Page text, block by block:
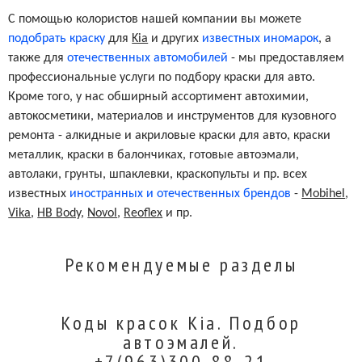
С помощью колористов нашей компании вы можете
подобрать краску для Kia и других известных иномарок, а
также дляотечественных автомобилей - мы предоставляем
профессиональные услуги по подбору краски для авто.
Кроме того, у нас обширный ассортимент автохимии,
автокосметики, материалов и инструментов для кузовного
ремонта - алкидные и акриловые краски для авто, краски
металлик, краски в балончиках, готовые автоэмали,
автолаки, грунты, шпаклевки, краскопульты и пр. всех
известных иностранных и отечественных брендов - Mobihel ,
Vika, HB Body, Novol , Reoflex и пр.
Рекомендуемые разделы
Коды красок Kia. Подбор
автоэмалей.